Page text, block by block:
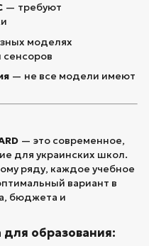
— требуют
моделях
сенсоров
— не все модели имеют
— это современное,
для украинских школ.
ряду, каждое учебное
вариант в
бюджета и
образования: